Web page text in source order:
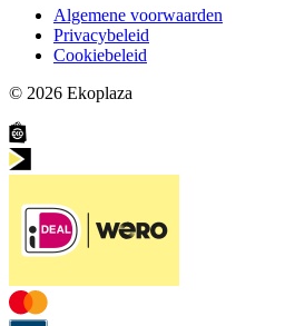
Algemene voorwaarden
Privacybeleid
Cookiebeleid
© 2026 Ekoplaza